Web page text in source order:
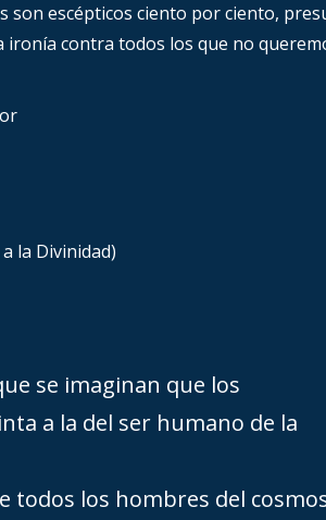
son escépticos ciento por ciento,
ironía contra todos los que no
la Divinidad)
se imaginan que los
a la del ser humano de la
todos los hombres del